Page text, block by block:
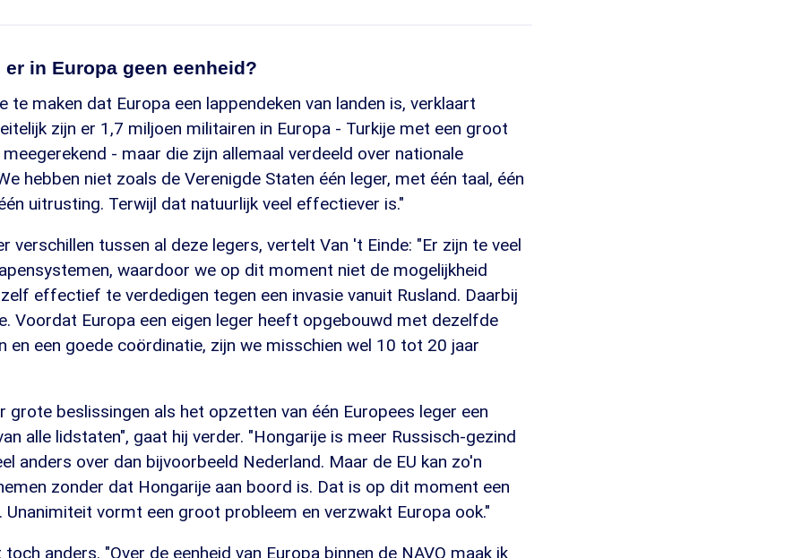
er in Europa geen eenheid?
te maken dat Europa een lappendeken van landen is, verklaart
zijn er 1,7 miljoen militairen in Europa - Turkije met een groot
- maar die zijn allemaal verdeeld over nationale
hebben niet zoals de Verenigde Staten één leger, met één taal, één
uitrusting. Terwijl dat natuurlijk veel effectiever is."
verschillen tussen al deze legers, vertelt Van 't Einde: "Er zijn te veel
waardoor we op dit moment niet de mogelijkheid
effectief te verdedigen tegen een invasie vanuit Rusland. Daarbij
Voordat Europa een eigen leger heeft opgebouwd met dezelfde
en een goede coördinatie, zijn we misschien wel 10 tot 20 jaar
grote beslissingen als het opzetten van één Europees leger een
alle lidstaten", gaat hij verder. "Hongarije is meer Russisch-gezind
anders over dan bijvoorbeeld Nederland. Maar de EU kan zo'n
zonder dat Hongarije aan boord is. Dat is op dit moment een
Unanimiteit vormt een groot probleem en verzwakt Europa ook."
anders. "Over de eenheid van Europa binnen de NAVO maak ik